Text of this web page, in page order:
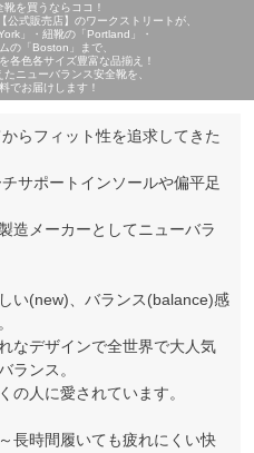
を買うならココ！
式販売店】のワークストリートが、
」・紐靴の「Portland」・
の「Boston」まで、
各色各サイズ豊富な品揃え！
ニューバランス安全靴を、
でお届けします！
らフィット性を追求してきた
サポートインソールや偏平足
造メーカーとしてニューバラ
い(new)、バランス(balance)感
なデザインで全世界で大人気
ランス。
の人に愛されています。
長時間履いても疲れにくい快